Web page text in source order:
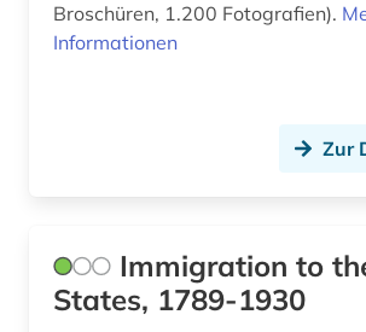
landeskunde (1)
lesbe (1)
Broschüren, 1.200 Fotografien).
Informationen
Zur
Immigration to
States, 1789-1930